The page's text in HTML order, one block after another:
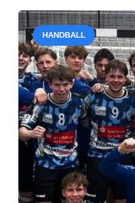
HANDBALL